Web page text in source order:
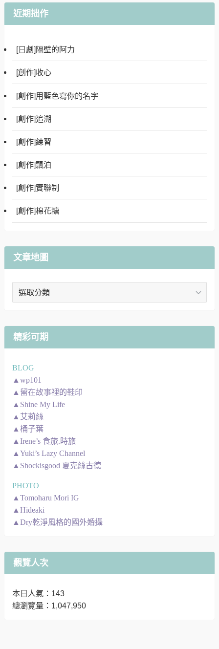
近期拙作
[日劇]隔壁的阿力
[創作]收心
[創作]用藍色寫你的名字
[創作]追溯
[創作]練習
[創作]飄泊
[創作]實聯制
[創作]棉花糖
文章地圖
文
精彩可期
BLOG
▲wp101
▲留在故事裡的鞋印
▲Shine My Life
▲艾莉絲
▲桶子葉
▲Irene’s 食旅.時旅
▲Yuki’s Lazy Channel
▲Shockisgood 夏克絲古德
PHOTO
▲Tomoharu Mori IG
▲Hideaki
▲Dry乾淨風格的國外婚攝
觀覽人次
本日人氣：143
總瀏覽量：1,047,950